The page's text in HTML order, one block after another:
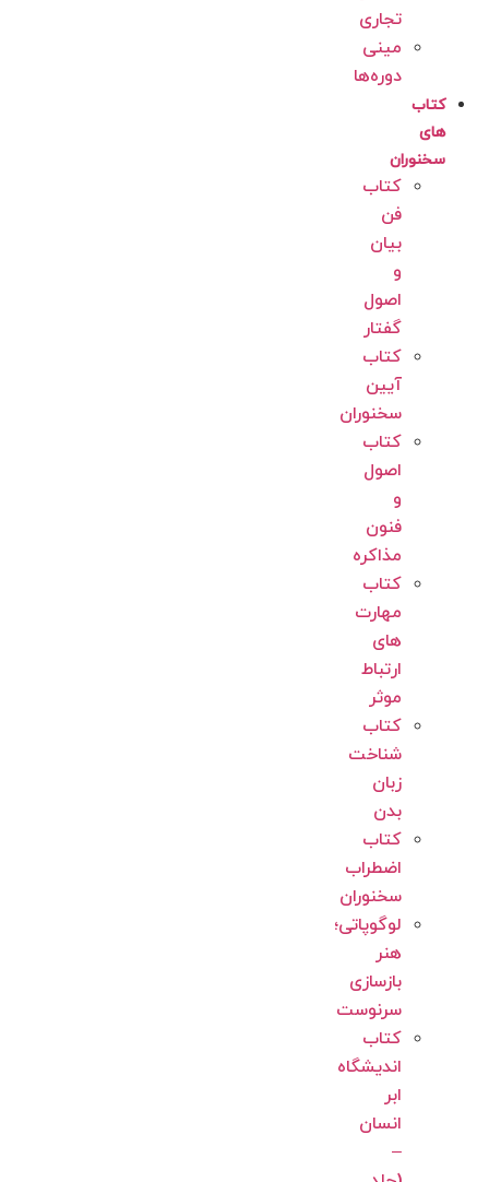
تجاری
مینی
دوره‌ها
کتاب
های
سخنوران
کتاب
فن
بیان
اصول
گفتار
کتاب
آیین
سخنوران
کتاب
اصول
فنون
مذاکره
کتاب
مهارت
های
ارتباط
موثر
کتاب
شناخت
زبان
بدن
کتاب
اضطراب
سخنوران
لوگوپاتی؛
هنر
بازسازی
سرنوست
کتاب
اندیشگاه
ابر
انسان